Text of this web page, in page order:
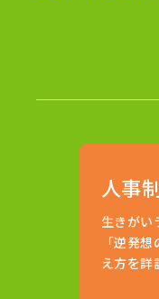
人事
生きがい
「逆発
え方を詳